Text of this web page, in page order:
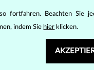
mit P gekennzeichnet –
wird nach einer
fortfahren. Beachten Sie
indem Sie hier klicken.